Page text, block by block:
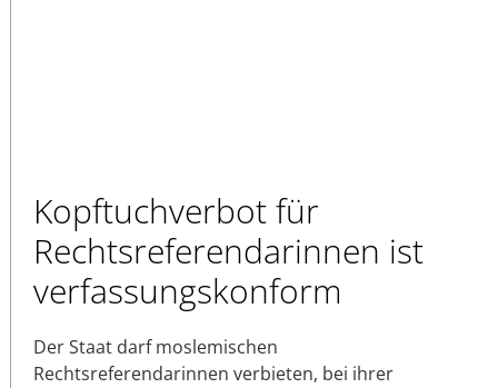
Kopftuchverbot für
Rechtsreferendarinnen ist
verfassungskonform
Der Staat darf moslemischen
Rechtsreferendarinnen verbieten, bei ihrer